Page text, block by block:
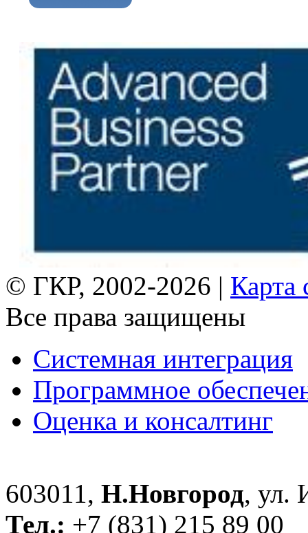
© ГКР, 2002-2026 | Карта
Все права защищены
Системная интеграция
Программное
Оценка и консалтинг
603011, Н.Новгород, ул.
Тел.: +7 (831) 215 89 00